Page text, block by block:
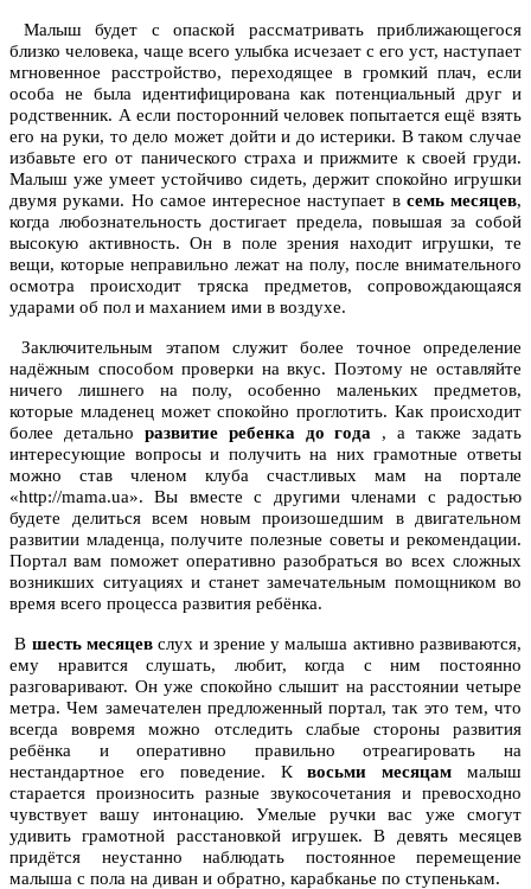
Малыш будет с опаской рассматривать приближающегося
близко человека, чаще всего улыбка исчезает с его уст, наступает
мгновенное расстройство, переходящее в громкий плач, если
особа не была идентифицирована как потенциальный друг и
родственник. А если посторонний человек попытается ещё взять
его на руки, то дело может дойти и до истерики. В таком случае
избавьте его от панического страха и прижмите к своей груди.
Малыш уже умеет устойчиво сидеть, держит спокойно игрушки
двумя руками. Но самое интересное наступает в семь месяцев,
когда любознательность достигает предела, повышая за собой
высокую активность. Он в поле зрения находит игрушки, те
вещи, которые неправильно лежат на полу, после внимательного
осмотра происходит тряска предметов, сопровождающаяся
ударами об пол и маханием ими в воздухе.
Заключительным этапом служит более точное определение
надёжным способом проверки на вкус. Поэтому не оставляйте
ничего лишнего на полу, особенно маленьких предметов,
которые младенец может спокойно проглотить. Как происходит
более детально развитие ребенка до года , а также задать
интересующие вопросы и получить на них грамотные ответы
можно став членом клуба счастливых мам на портале
«http://mama.ua». Вы вместе с другими членами с радостью
будете делиться всем новым произошедшим в двигательном
развитии младенца, получите полезные советы и рекомендации.
Портал вам поможет оперативно разобраться во всех сложных
возникших ситуациях и станет замечательным помощником во
время всего процесса развития ребёнка.
В шесть месяцевслух и зрение у малыша активно развиваются,
ему нравится слушать, любит, когда с ним постоянно
разговаривают. Он уже спокойно слышит на расстоянии четыре
метра. Чем замечателен предложенный портал, так это тем, что
всегда вовремя можно отследить слабые стороны развития
ребёнка и оперативно правильно отреагировать на
нестандартное его поведение. Квосьми месяцам малыш
старается произносить разные звукосочетания и превосходно
чувствует вашу интонацию. Умелые ручки вас уже смогут
удивить грамотной расстановкой игрушек. В девять месяцев
придётся неустанно наблюдать постоянное перемещение
малыша с пола на диван и обратно, карабканье по ступенькам.